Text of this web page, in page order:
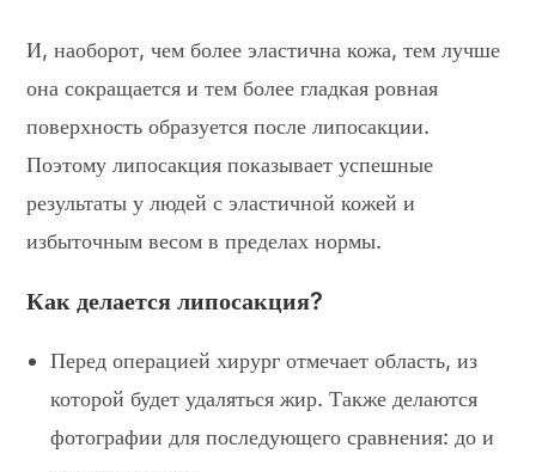
И, наоборот, чем более эластична кожа, тем лучше
она сокращается и тем более гладкая ровная
поверхность образуется после липосакции.
Поэтому липосакция показывает успешные
результаты у людей с эластичной кожей и
избыточным весом в пределах нормы.
Как делается липосакция?
Перед операцией хирург отмечает область, из
которой будет удаляться жир. Также делаются
фотографии для последующего сравнения: до и